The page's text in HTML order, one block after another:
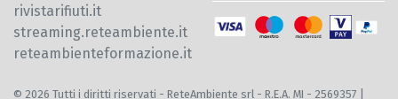
rivistarifiuti.it
streaming.reteambiente.it
reteambienteformazione.it
© 2026 Tutti i diritti riservati - ReteAmbiente srl - R.E.A. MI - 2569357 |